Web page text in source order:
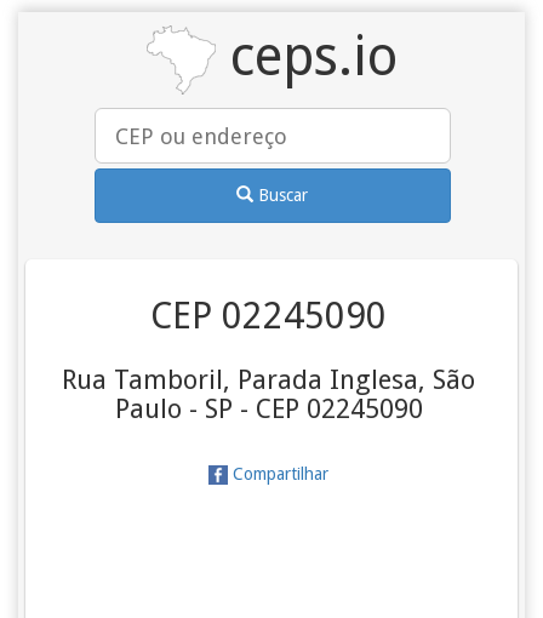
ceps.io
Buscar
CEP 02245090
Rua Tamboril, Parada Inglesa, São
Paulo - SP - CEP 02245090
Compartilhar